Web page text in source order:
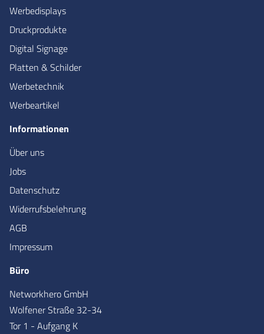
Werbedisplays
Druckprodukte
Digital Signage
Platten & Schilder
Werbetechnik
Werbeartikel
Informationen
Über uns
Jobs
Datenschutz
Widerrufsbelehrung
AGB
Impressum
Büro
Networkhero GmbH
Wolfener Straße 32-34
Tor 1 - Aufgang K